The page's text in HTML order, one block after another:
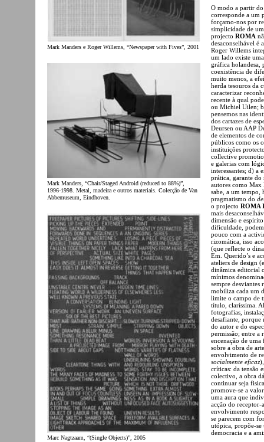
Mark Manders e Roger Willems, “Newspaper with Fives”, 2001
Mark Manders, “Chair/Staged Android (reduced to 88%)”,
1996-1998. Metal, madeira e outros materiais. Colecção de Van
Abbemuseum, Eindhoven.
Marc Nagtzaam, “(Single Objects)”, 2005
O modo a partir
corresponde a um
forçamo-nos por
simplicidade de
projecto ROMA
desaconselhável é
Roger Willems
um lado existe
gráfica holandesa,
coexistência de
muito menos, a
herda tesouros da
caracterizar
recente à qual
ou Michiel Uilen;
pensemos nas
dos cartazes de
Deursen ou AAP
de elementos de
públicos como os
instituições
collective
e galerias com
interessantes; d) a
prática, garante do
autores como Max
sabe, a um tempo,
pragmatismo do
o projecto ROMA
mais
dimensão e
dificuldade,
pouco com a
rizomática, isso
(que reflecte o
Em. Querido’s e
ateliers de design
dinâmica editorial
mínimos
sempre desviantes
mobiliza cada um
limite o campo de
título, claríssima.
fotografias,
desafiante, porque
do autor e do
permissão; entre
encenação de
sobre a obra de
envolvimento de
socialmente eficaz
críticas: da tensão
colectivo, a obra
continuar seja
promove-se a
uma aura que
acção do receptor-
envolvimento
se parecem com
utópica, propõe-se
democracia e a